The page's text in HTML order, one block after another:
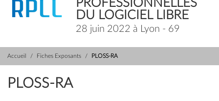
PROFESSIONNELLES
DU LOGICIEL LIBRE
28 juin 2022 à Lyon - 69
Accueil Fiches Exposants PLOSS-RA
PLOSS-RA